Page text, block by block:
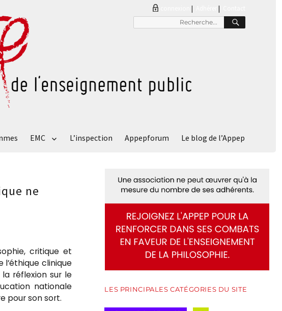
|
pour
EMC L’inspection Appepforum Le blog de l’Appep
ne
critique et
clinique
réflexion sur le
nationale
pour son sort.
LES PRINCIPALES CATÉGORIES DU SITE